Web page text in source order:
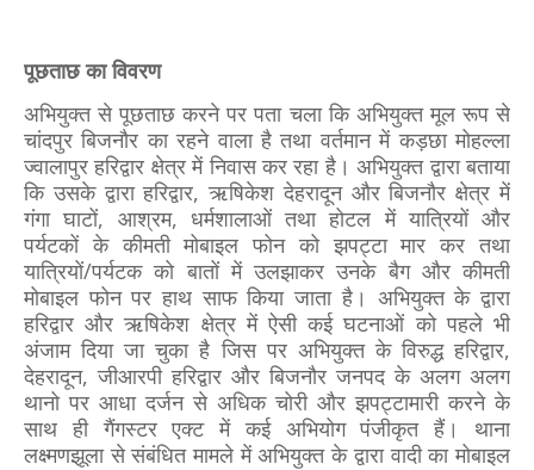
पूछताछ का विवरण
अभियुक्त से पूछताछ करने पर पता चला कि अभियुक्त मूल रूप से
चांदपुर बिजनौर का रहने वाला है तथा वर्तमान में कड़छा मोहल्ला
ज्वालापुर हरिद्वार क्षेत्र में निवास कर रहा है। अभियुक्त द्वारा बताया
कि उसके द्वारा हरिद्वार, ऋषिकेश देहरादून और बिजनौर क्षेत्र में
गंगा घाटों, आश्रम, धर्मशालाओं तथा होटल में यात्रियों और
पर्यटकों के कीमती मोबाइल फोन को झपट्टा मार कर तथा
यात्रियों/पर्यटक को बातों में उलझाकर उनके बैग और कीमती
मोबाइल फोन पर हाथ साफ किया जाता है। अभियुक्त के द्वारा
हरिद्वार और ऋषिकेश क्षेत्र में ऐसी कई घटनाओं को पहले भी
अंजाम दिया जा चुका है जिस पर अभियुक्त के विरुद्ध हरिद्वार,
देहरादून, जीआरपी हरिद्वार और बिजनौर जनपद के अलग अलग
थानो पर आधा दर्जन से अधिक चोरी और झपट्टामारी करने के
साथ ही गैंगस्टर एक्ट में कई अभियोग पंजीकृत हैं। थाना
लक्ष्मणझूला से संबंधित मामले में अभियुक्त के द्वारा वादी का मोबाइल